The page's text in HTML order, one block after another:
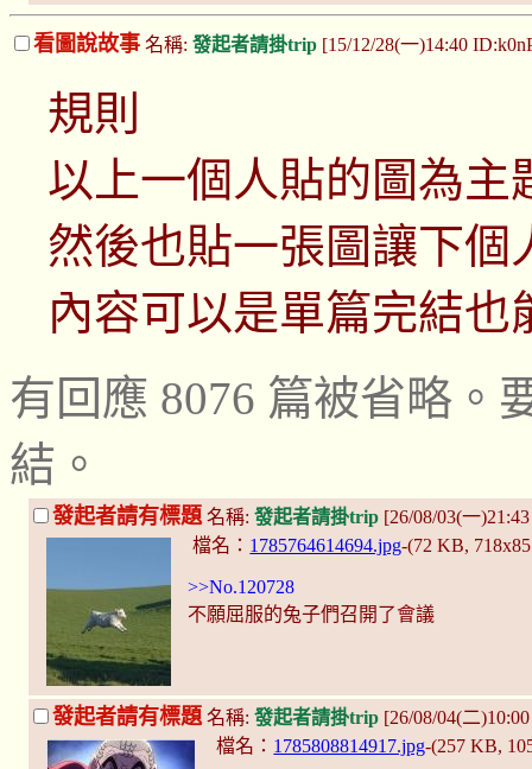
看圖說故事 名稱: 發起者請掛trip [15/12/28(一)14:40
規則
以上一個人貼的圖為主
然後也貼一張圖讓下個
內容可以是單篇完結
有回應 8076 篇被省略。
結。
發起者請有標題 名稱: 發起者請掛trip [26/08/03(一
檔名： 1785764614694.jpg-(72 KB,
>>No.120728
不願屈服的兔子們召開了會議
發起者請有標題 名稱: 發起者請掛trip [26/08/04(二
檔名： 1785808814917.jpg-(257 KB,